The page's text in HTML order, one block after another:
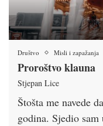
Društvo Misli i zapažanja
Proroštvo klauna
Stjepan Lice
Štošta me navede
godina. Sjedio